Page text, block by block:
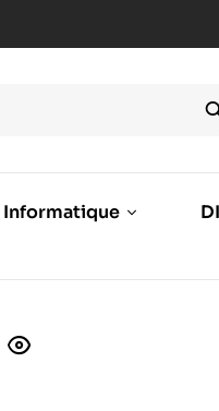
Informatique